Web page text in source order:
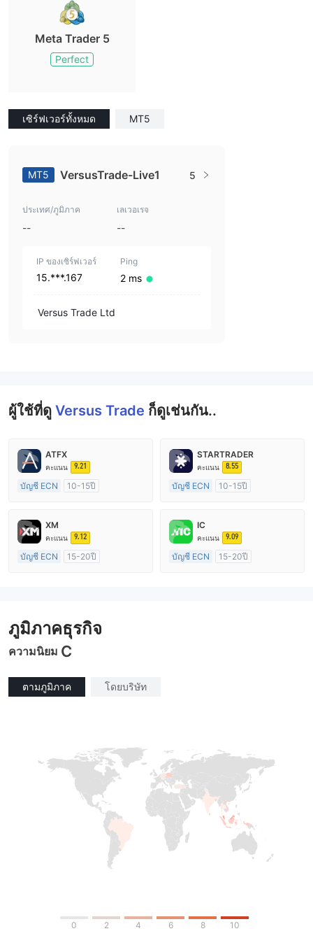
Meta Trader 5
Perfect
เซิร์ฟเวอร์ทั้งหมด MT5
MT5 VersusTrade-Live1 5
ประเทศ/ภูมิภาค
--
เลเวอเรจ
--
IP ของเซิร์ฟเวอร์
15.***.167
Ping
2 ms
Versus Trade Ltd
ผู้ใช้ที่ดู Versus Trade ก็ดูเช่นกัน..
ATFX
คะแนน 9.21
บัญชี ECN
10-15ปี
ใบอนุญาต MT4 แบบเต็ม
STARTRADER
คะแนน 8.55
บัญชี ECN
10-15ปี
ใบอนุญาต MT4 แบบเต็ม
XM
คะแนน 9.12
บัญชี ECN
15-20ปี
IC
คะแนน 9.09
บัญชี ECN
15-20ปี
ภูมิภาคธุรกิจ
ความนิยม C
ตามภูมิภาค โดยบริษัท
0 2 4 6 8 10